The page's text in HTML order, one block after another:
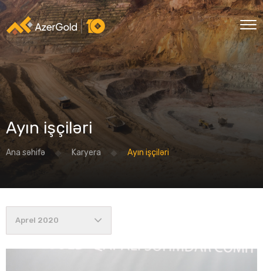
Ayın işçiləri
Ana səhifə Karyera Ayın işçiləri
Aprel 2020